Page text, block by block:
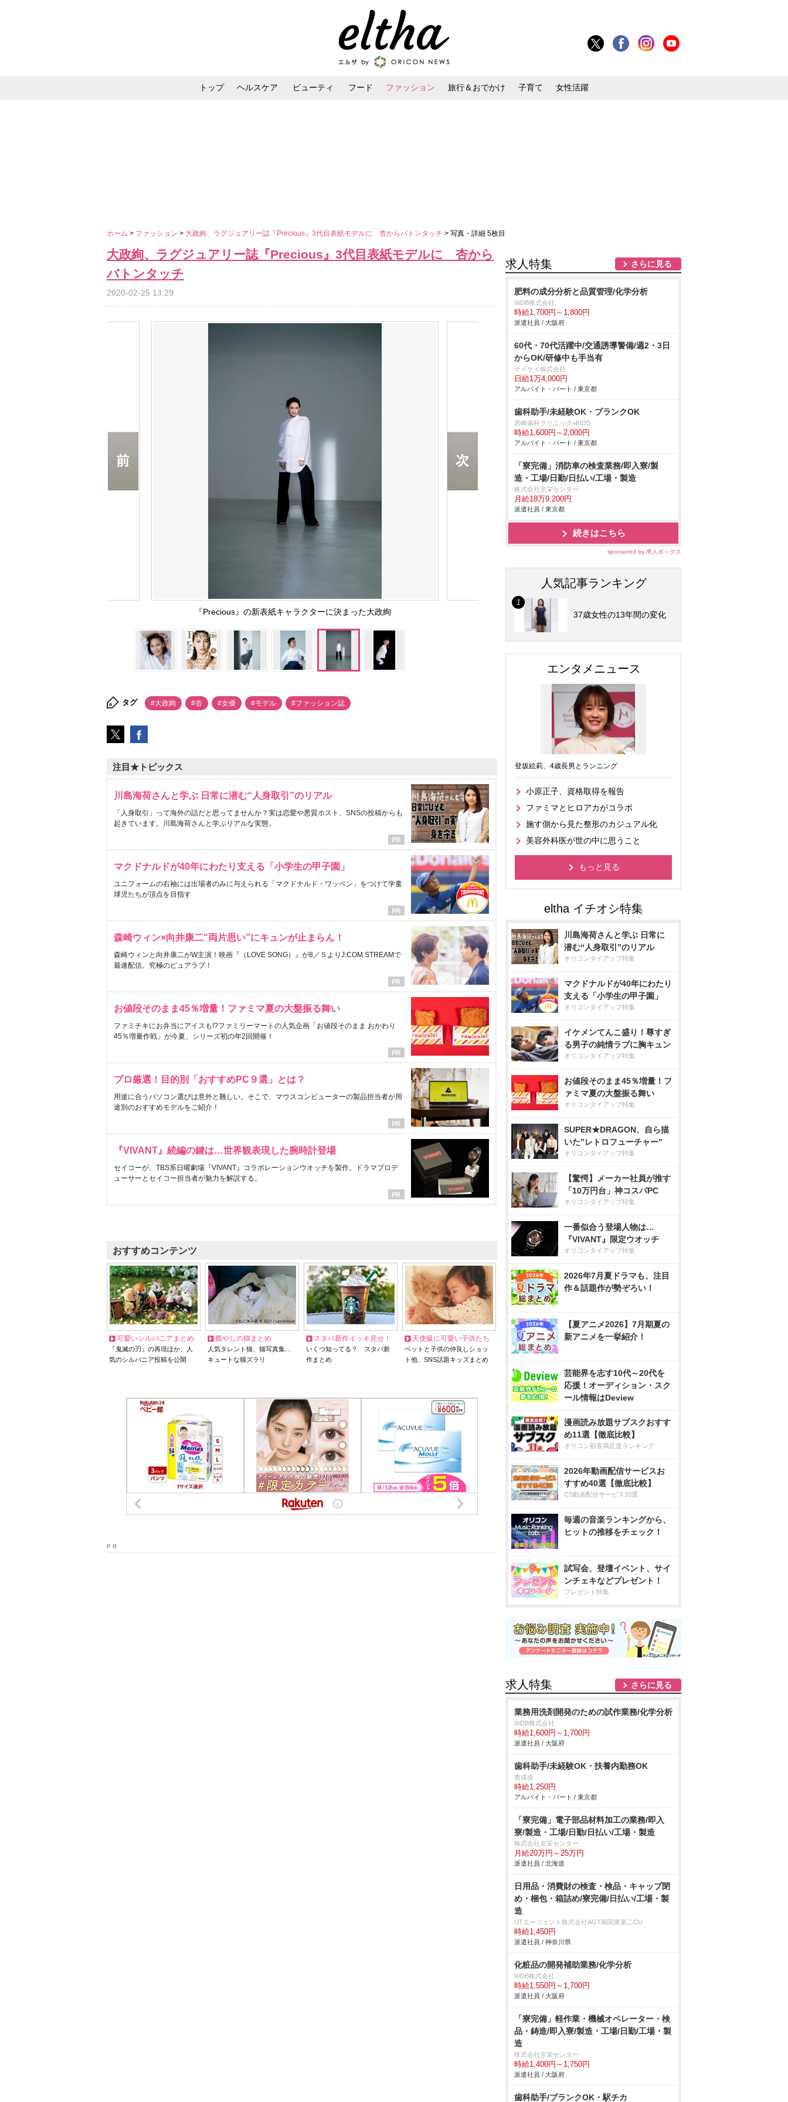
トップ ヘルスケア ビューティ フード ファッション 旅行＆おでかけ 子育て 女性活躍
ホーム > ファッション > 大政絢、ラグジュアリー誌『Precious』3代目表紙モデルに 杏からバトンタッチ > 写真・詳細 5枚目
大政絢、ラグジュアリー誌『Precious』3代目表紙モデルに 杏から
バトンタッチ
2020-02-25 13:29
『Precious』の新表紙キャラクターに決まった大政絢
タグ #大政絢 #杏 #女優 #モデル #ファッション誌
注目★トピックス
川島海荷さんと学ぶ 日常に潜む“人身取引”のリアル
「人身取引」って海外の話だと思ってませんか？実は恋愛や悪質ホスト、SNSの投稿からも
起きています。川島海荷さんと学ぶリアルな実態。
マクドナルドが40年にわたり支える「小学生の甲子園」
ユニフォームの右袖には出場者のみに与えられる「マクドナルド・ワッペン」をつけて学童
球児たちが頂点を目指す
森崎ウィン×向井康二“両片思い”にキュンが止まらん！
森崎ウィンと向井康二がW主演！映画『（LOVE SONG）』が8／５よりJ:COM STREAMで
最速配信。究極のピュアラブ！
お値段そのまま45％増量！ファミマ夏の大盤振る舞い
ファミチキにお弁当にアイスも!?ファミリーマートの人気企画「お値段そのまま おかわり
45％増量作戦」が今夏、シリーズ初の年2回開催！
プロ厳選！目的別「おすすめPC９選」とは？
用途に合うパソコン選びは意外と難しい。そこで、マウスコンピューターの製品担当者が用
途別のおすすめモデルをご紹介！
『VIVANT』続編の鍵は…世界観表現した腕時計登場
セイコーが、TBS系日曜劇場『VIVANT』コラボレーションウオッチを製作。ドラマプロデ
ューサーとセイコー担当者が魅力を解説する。
おすすめコンテンツ
可愛いシルバニアまとめ
『鬼滅の刃』の再現ほか、人
気のシルバニア投稿を公開
癒やしの猫まとめ
人気タレント猫、猫写真集…
キュートな猫ズラリ
スタバ新作イッキ見せ！
いくつ知ってる？ スタバ新
作まとめ
天使級に可愛い子供たち
ペットと子供の仲良しショッ
ト他、SNS話題キッズまとめ
P R
求人特集 さらに見る
肥料の成分分析と品質管理/化学分析
WDB株式会社
時給1,700円～1,800円
派遣社員 / 大阪府
60代・70代活躍中/交通誘導警備/週2・3日
からOK/研修中も手当有
テイケイ株式会社
日給1万4,000円
アルバイト・パート / 東京都
歯科助手/未経験OK・ブランクOK
崎歯科クリニック+KIDS
時給1,600円～2,000円
アルバイト・パート / 東京都
「寮完備」消防車の検査業務/即入寮/製
造・工場/日勤/日払い/工場・製造
株式会社京栄センター
月給18万9,200円
派遣社員 / 東京都
続きはこちら
sponsored by 求人ボックス
人気記事ランキング
37歳女性の13年間の変化
エンタメニュース
登坂絵莉、4歳長男とランニング
小原正子、資格取得を報告
ファミマとヒロアカがコラボ
施す側から見た整形のカジュアル化
美容外科医が世の中に思うこと
もっと見る
川島海荷さんと学ぶ 日常に
潜む“人身取引”のリアル
オリコンタイアップ特集
マクドナルドが40年にわたり
支える「小学生の甲子園」
オリコンタイアップ特集
イケメンてんこ盛り！尊すぎ
る男子の純情ラブに胸キュン
オリコンタイアップ特集
お値段そのまま45％増量！フ
ァミマ夏の大盤振る舞い
オリコンタイアップ特集
SUPER★DRAGON、自ら描
いた”レトロフューチャー”
オリコンタイアップ特集
【驚愕】メーカー社員が推す
「10万円台」神コスパPC
オリコンタイアップ特集
一番似合う登場人物は…
『VIVANT』限定ウオッチ
オリコンタイアップ特集
2026年7月夏ドラマも、注目
作＆話題作が勢ぞろい！
【夏アニメ2026】7月期夏の
新アニメを一挙紹介！
芸能界を志す10代～20代を
応援！オーディション・スク
ール情報はDeview
漫画読み放題サブスクおすす
め11選【徹底比較】
オリコン顧客満足度ランキング
2026年動画配信サービスお
すすめ40選【徹底比較】
CS動画配信サービス20選
毎週の音楽ランキングから、
ヒットの推移をチェック！
試写会、登壇イベント、サイ
ンチェキなどプレゼント！
プレゼント特集
求人特集 さらに見る
業務用洗剤開発のための試作業務/化学分析
WDB株式会社
時給1,600円～1,700円
派遣社員 / 大阪府
歯科助手/未経験OK・扶養内勤務OK
貴成会
時給1,250円
アルバイト・パート / 東京都
「寮完備」電子部品材料加工の業務/即入
寮/製造・工場/日勤/日払い/工場・製造
株式会社京栄センター
月給20万円～25万円
派遣社員 / 北海道
日用品・消費財の検査・検品・キャップ閉
め・梱包・箱詰め/寮完備/日払い/工場・製
造
UTエージェント株式会社AGT南関東第二CU
時給1,450円
派遣社員 / 神奈川県
化粧品の開発補助業務/化学分析
WDB株式会社
時給1,550円～1,700円
派遣社員 / 大阪府
「寮完備」軽作業・機械オペレーター・検
品・鋳造/即入寮/製造・工場/日勤/工場・製
造
株式会社京栄センター
時給1,400円～1,750円
派遣社員 / 大阪府
歯科助手/ブランクOK・駅チカ